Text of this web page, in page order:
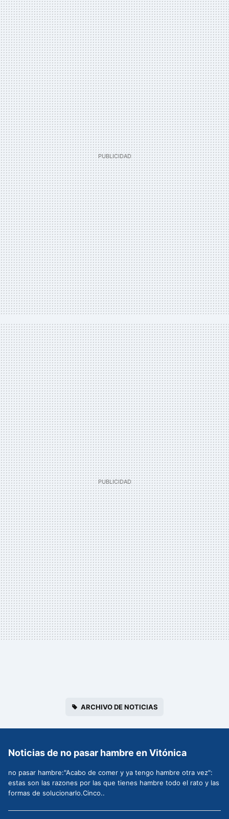
ARCHIVO DE NOTICIAS
Noticias de no pasar hambre en Vitónica
no pasar hambre:"Acabo de comer y ya tengo hambre otra vez":
estas son las razones por las que tienes hambre todo el rato y las
formas de solucionarlo.Cinco..